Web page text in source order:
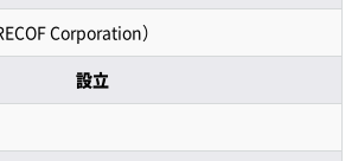
Corporation）
設立